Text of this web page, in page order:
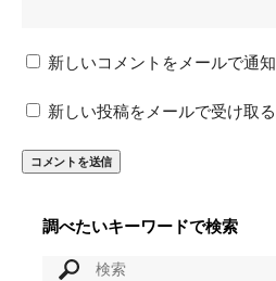
新しいコメントをメールで通知
新しい投稿をメールで受け取る
調べたいキーワードで検索